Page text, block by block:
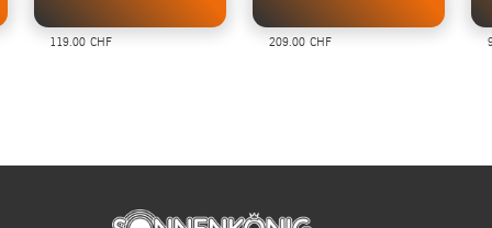
119.00 CHF 209.00 CHF